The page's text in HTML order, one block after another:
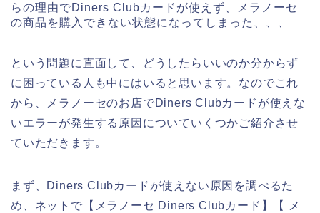
らの理由でDiners Clubカードが使えず、メラノーセ
の商品を購入できない状態になってしまった、、、
という問題に直面して、どうしたらいいのか分からず
に困っている人も中にはいると思います。なのでこれ
から、メラノーセのお店でDiners Clubカードが使えな
いエラーが発生する原因についていくつかご紹介させ
ていただきます。
まず、Diners Clubカードが使えない原因を調べるた
め、ネットで【メラノーセ Diners Clubカード】【 メ